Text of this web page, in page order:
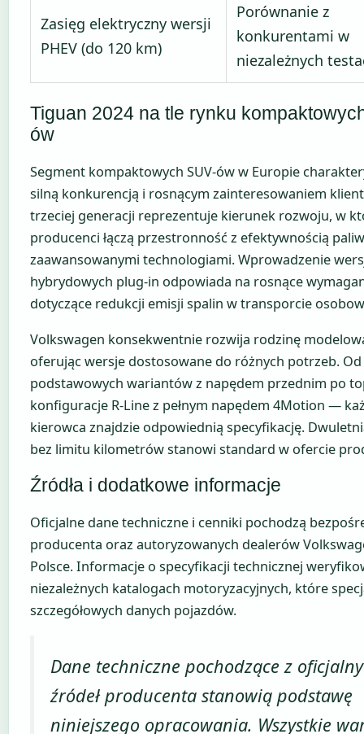
Zasięg elektryczny wersji
PHEV (do 120 km)
Porównanie z
konkurentami w
niezależnych
Tiguan 2024 na tle rynku
ów
Segment kompaktowych SUV-ów w Europie
silną konkurencją i rosnącym zainteresowaniem
trzeciej generacji reprezentuje kierunek rozwoju, w
producenci łączą przestronność z efektywnością
zaawansowanymi technologiami. Wprowadzenie
hybrydowych plug-in odpowiada na rosnące
dotyczące redukcji emisji spalin w transporcie
Volkswagen konsekwentnie rozwija rodzinę
oferując wersje dostosowane do różnych potrzeb. Od
podstawowych wariantów z napędem przednim po
konfiguracje R-Line z pełnym napędem 4Motion —
kierowca znajdzie odpowiednią specyfikację.
bez limitu kilometrów stanowi standard w ofercie
Źródła i dodatkowe informacje
Oficjalne dane techniczne i cenniki pochodzą
producenta oraz autoryzowanych dealerów
Polsce. Informacje o specyfikacji technicznej
niezależnych katalogach motoryzacyjnych, które
szczegółowych danych pojazdów.
Dane techniczne pochodzące z
źródeł producenta stanowią podstawę
niniejszego opracowania. Wszystkie